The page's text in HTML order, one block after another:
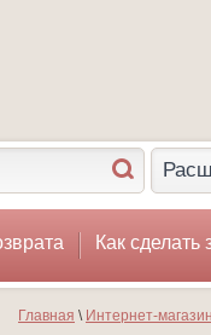
Как сделать
Главная \ Интернет-магазин